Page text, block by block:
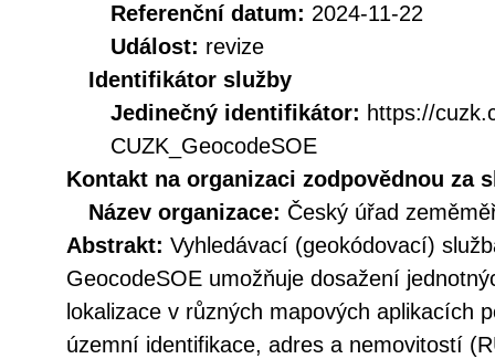
Referenční datum: 2024-11-22
Událost: revize
Identifikátor služby
Jedinečný identifikátor: https://
CUZK_GeocodeSOE
Kontakt na organizaci zodpovědnou za
Název organizace: Český úřad
Abstrakt: Vyhledávací (geokódovací)
GeocodeSOE umožňuje dosažení
lokalizace v různých mapových aplikacích
územní identifikace, adres a nemovitostí